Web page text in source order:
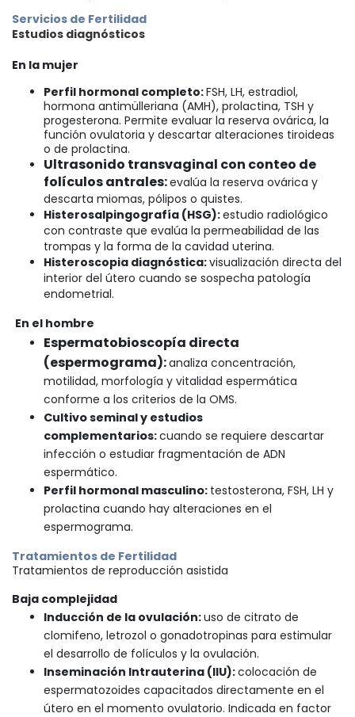
Servicios de Fertilidad
Estudios diagnósticos
En la mujer
Perfil hormonal completo:FSH, LH, estradiol,
hormona antimülleriana (AMH), prolactina, TSH y
progesterona. Permite evaluar la reserva ovárica, la
función ovulatoria y descartar alteraciones tiroideas
o de prolactina.
Ultrasonido transvaginal con conteo de
folículos antrales:evalúa la reserva ovárica y
descarta miomas, pólipos o quistes.
Histerosalpingografía (HSG):estudio radiológico
con contraste que evalúa la permeabilidad de las
trompas y la forma de la cavidad uterina.
Histeroscopia diagnóstica:visualización directa del
interior del útero cuando se sospecha patología
endometrial.
En el hombre
Espermatobioscopía directa
(espermograma):analiza concentración,
motilidad, morfología y vitalidad espermática
conforme a los criterios de la OMS.
Cultivo seminal y estudios
complementarios:cuando se requiere descartar
infección o estudiar fragmentación de ADN
espermático.
Perfil hormonal masculino: testosterona, FSH, LH y
prolactina cuando hay alteraciones en el
espermograma.
Tratamientos de Fertilidad
Tratamientos de reproducción asistida
Baja complejidad
Inducción de la ovulación:uso de citrato de
clomifeno, letrozol o gonadotropinas para estimular
el desarrollo de folículos y la ovulación.
Inseminación Intrauterina (IIU):colocación de
espermatozoides capacitados directamente en el
útero en el momento ovulatorio. Indicada en factor